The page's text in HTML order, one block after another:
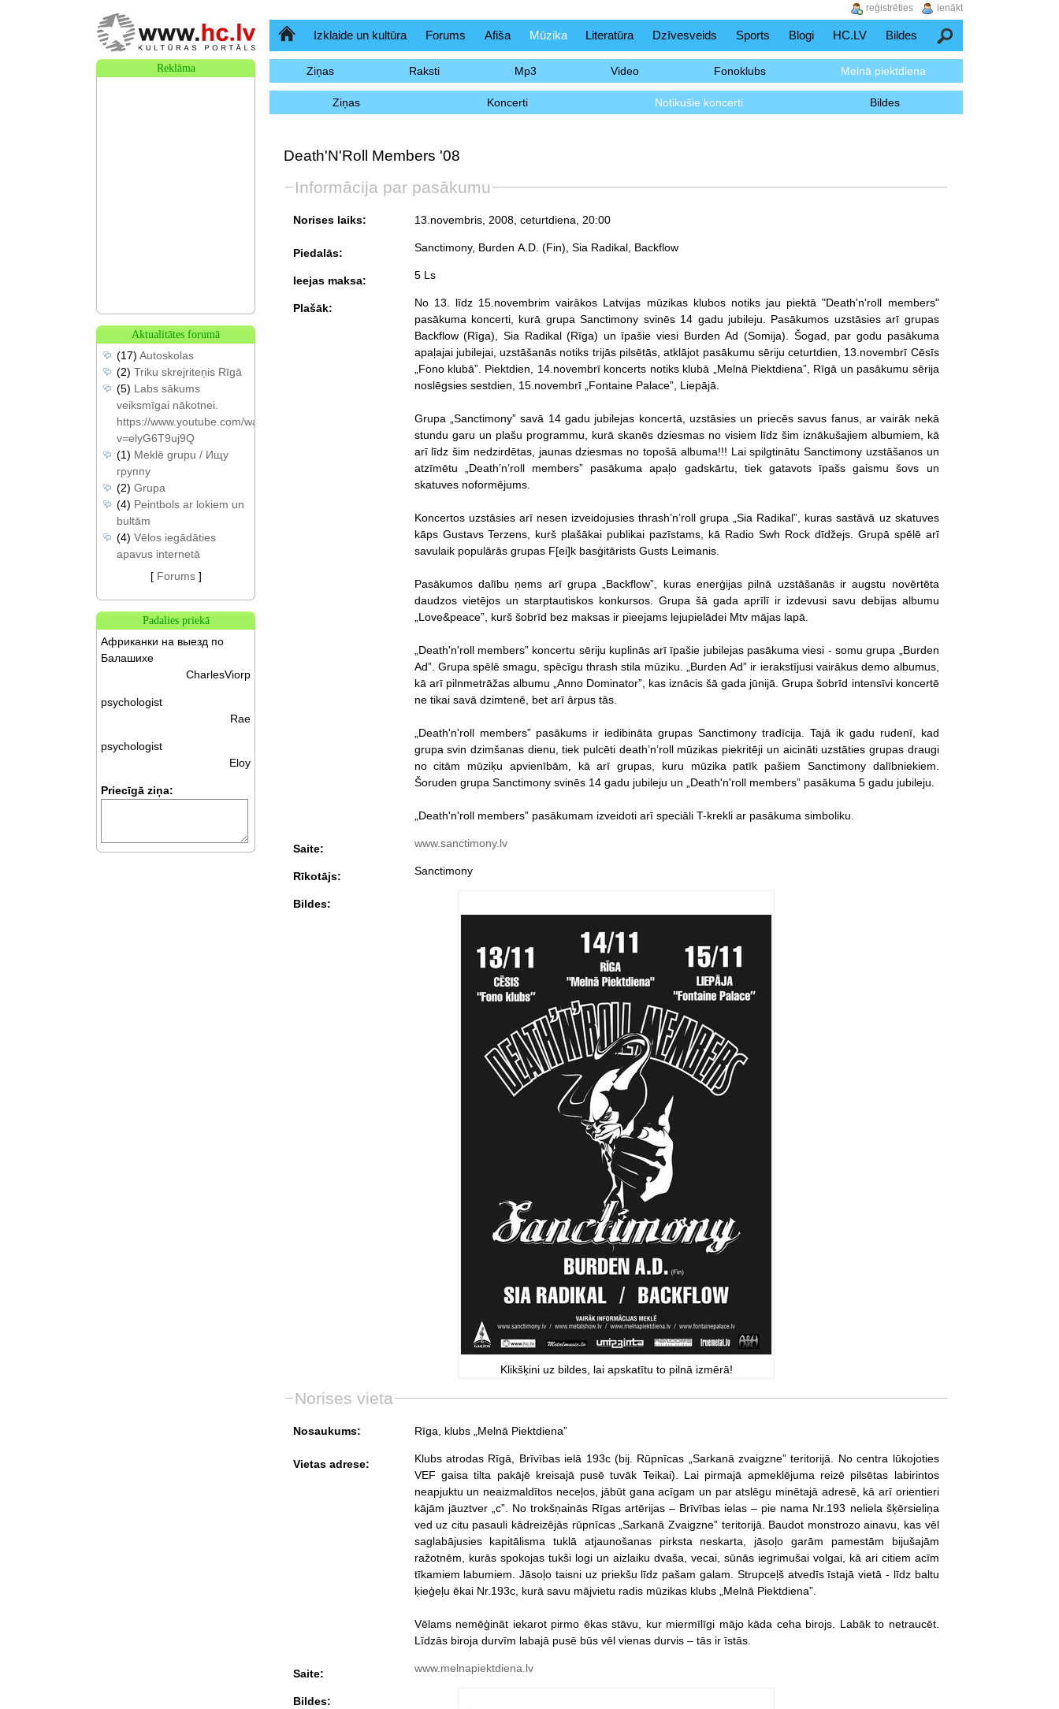
SākumlapaIzklaide un kultūra Forums Afiša Mūzika Literatūra Dzīvesveids Sports Blogi HC.LV Bildes Meklēšana
Ziņas Raksti Mp3 Video Fonoklubs Melnā piektdiena
Ziņas Koncerti Notikušie koncerti Bildes
Death'N'Roll Members '08
Informācija par pasākumu
Norises laiks: 13.novembris, 2008, ceturtdiena , 20:00
Piedalās: Sanctimony, Burden A.D. (Fin), Sia Radikal, Backflow
Ieejas maksa: 5 Ls
Plašāk:
No 13. līdz 15.novembrim vairākos Latvijas mūzikas klubos notiks jau piektā "Death'n'roll members"
pasākuma koncerti, kurā grupa Sanctimony svinēs 14 gadu jubileju. Pasākumos uzstāsies arī grupas
Backflow (Rīga), Sia Radikal (Rīga) un īpašie viesi Burden Ad (Somija). Šogad, par godu pasākuma
apaļajai jubilejai, uzstāšanās notiks trijās pilsētās, atklājot pasākumu sēriju ceturtdien, 13.novembrī Cēsīs
„Fono klubā”. Piektdien, 14.novembrī koncerts notiks klubā „Melnā Piektdiena”, Rīgā un pasākumu sērija
noslēgsies sestdien, 15.novembrī „Fontaine Palace”, Liepājā.
Grupa „Sanctimony” savā 14 gadu jubilejas koncertā, uzstāsies un priecēs savus fanus, ar vairāk nekā
stundu garu un plašu programmu, kurā skanēs dziesmas no visiem līdz šim iznākušajiem albumiem, kā
arī līdz šim nedzirdētas, jaunas dziesmas no topošā albuma!!! Lai spilgtinātu Sanctimony uzstāšanos un
atzīmētu „Death’n’roll members” pasākuma apaļo gadskārtu, tiek gatavots īpašs gaismu šovs un
skatuves noformējums.
Koncertos uzstāsies arī nesen izveidojusies thrash’n’roll grupa „Sia Radikal”, kuras sastāvā uz skatuves
kāps Gustavs Terzens, kurš plašākai publikai pazīstams, kā Radio Swh Rock dīdžejs. Grupā spēlē arī
savulaik populārās grupas F[ei]k basģitārists Gusts Leimanis.
Pasākumos dalību ņems arī grupa „Backflow”, kuras enerģijas pilnā uzstāšanās ir augstu novērtēta
daudzos vietējos un starptautiskos konkursos. Grupa šā gada aprīlī ir izdevusi savu debijas albumu
„Love&peace”, kurš šobrīd bez maksas ir pieejams lejupielādei Mtv mājas lapā.
„Death'n'roll members” koncertu sēriju kuplinās arī īpašie jubilejas pasākuma viesi - somu grupa „Burden
Ad”. Grupa spēlē smagu, spēcīgu thrash stila mūziku. „Burden Ad” ir ierakstījusi vairākus demo albumus,
kā arī pilnmetrāžas albumu „Anno Dominator”, kas iznācis šā gada jūnijā. Grupa šobrīd intensīvi koncertē
ne tikai savā dzimtenē, bet arī ārpus tās.
„Death'n'roll members” pasākums ir iedibināta grupas Sanctimony tradīcija. Tajā ik gadu rudenī, kad
grupa svin dzimšanas dienu, tiek pulcēti death’n’roll mūzikas piekritēji un aicināti uzstāties grupas draugi
no citām mūziķu apvienībām, kā arī grupas, kuru mūzika patīk pašiem Sanctimony dalībniekiem.
Šoruden grupa Sanctimony svinēs 14 gadu jubileju un „Death'n'roll members” pasākuma 5 gadu jubileju.
„Death'n'roll members” pasākumam izveidoti arī speciāli T-krekli ar pasākuma simboliku.
Saite: www.sanctimony.lv
Rīkotājs: Sanctimony
Bildes:
Klikšķini uz bildes, lai apskatītu to pilnā izmērā!
Norises vieta
Nosaukums: Rīga, klubs „Melnā Piektdiena”
Vietas adrese:
Klubs atrodas Rīgā, Brīvības ielā 193c (bij. Rūpnīcas „Sarkanā zvaigzne” teritorijā. No centra lūkojoties
VEF gaisa tilta pakājē kreisajā pusē tuvāk Teikai). Lai pirmajā apmeklējuma reizē pilsētas labirintos
neapjuktu un neaizmaldītos neceļos, jābūt gana acīgam un par atslēgu minētajā adresē, kā arī orientieri
kājām jāuztver „c”. No trokšņainās Rīgas artērijas – Brīvības ielas – pie nama Nr.193 neliela šķērsieliņa
ved uz citu pasauli kādreizējās rūpnīcas „Sarkanā Zvaigzne” teritorijā. Baudot monstrozo ainavu, kas vēl
saglabājusies kapitālisma tuklā atjaunošanas pirksta neskarta, jāsoļo garām pamestām bijušajām
ražotnēm, kurās spokojas tukši logi un aizlaiku dvaša, vecai, sūnās iegrimušai volgai, kā ari citiem acīm
tīkamiem labumiem. Jāsoļo taisni uz priekšu līdz pašam galam. Strupceļš atvedīs īstajā vietā - līdz baltu
ķieģeļu ēkai Nr.193c, kurā savu mājvietu radis mūzikas klubs „Melnā Piektdiena”.
Vēlams nemēģināt iekarot pirmo ēkas stāvu, kur miermīlīgi mājo kāda ceha birojs. Labāk to netraucēt.
Līdzās biroja durvīm labajā pusē būs vēl vienas durvis – tās ir īstās.
Saite: www.melnapiektdiena.lv
Bildes:
Reklāma
Aktualitātes forumā
(17) Autoskolas
(2) Triku skrejriteņis Rīgā
(5) Labs sākums
veiksmīgai nākotnei.
https://www.youtube.com/watch?
v=elyG6T9uj9Q
(1) Meklē grupu / Ищу
группу
(2) Grupa
(4) Peintbols ar lokiem un
bultām
(4) Vēlos iegādāties
apavus internetā
[ Forums]
Padalies priekā
Африканки на выезд по
Балашихе
CharlesViorp
psychologist
Rae
psychologist
Eloy
Priecīgā ziņa:
ienākt
reģistrēties